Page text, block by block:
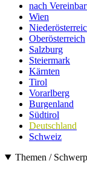
nach
Wien
Oberösterreich
Salzburg
Steiermark
Kärnten
Tirol
Vorarlberg
Burgenland
Südtirol
Deutschland
Schweiz
Themen /